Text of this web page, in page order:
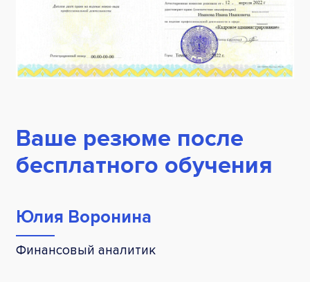
Ваше резюме после
бесплатного обучения
Юлия Воронина
Финансовый аналитик